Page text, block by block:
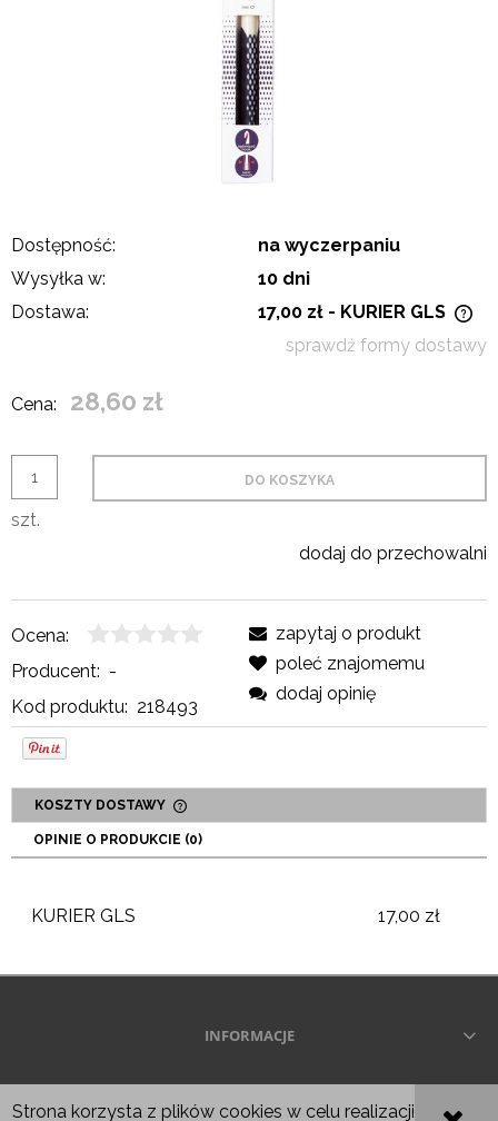
Strona korzysta z plików cookies w celu realizacji
Dostępność:
na wyczerpaniu
Wysyłka w:
10 dni
Dostawa:
17,00 zł - KURIER GLS
sprawdź formy dostawy
Cena: 28,60 zł
szt.
DO KOSZYKA
dodaj do przechowalni
Ocena:
Producent: -
Kod produktu: 218493
zapytaj o produkt
poleć znajomemu
dodaj opinię
KOSZTY DOSTAWY
CENA NIE ZAWIERA EWENTUALNYCH KOSZTÓW
PŁATNOŚCI
OPINIE O PRODUKCIE (0)
KURIER GLS 17,00 zł
INFORMACJE